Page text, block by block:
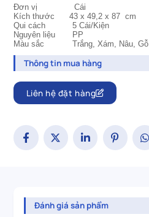
Đơn vị Cái
Kích thước 43 x 49,2 x 87 cm
Qui cách
		5
Cái/Kiện
Nguyên liệu
	PP
Màu sắc
Trắng, Xám, Nâu, Gỗ
Thông tin mua hàng
Liên hệ đặt hàng
Đánh giá sản phẩm